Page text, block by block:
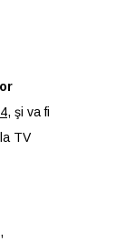
, şi va fi
TV